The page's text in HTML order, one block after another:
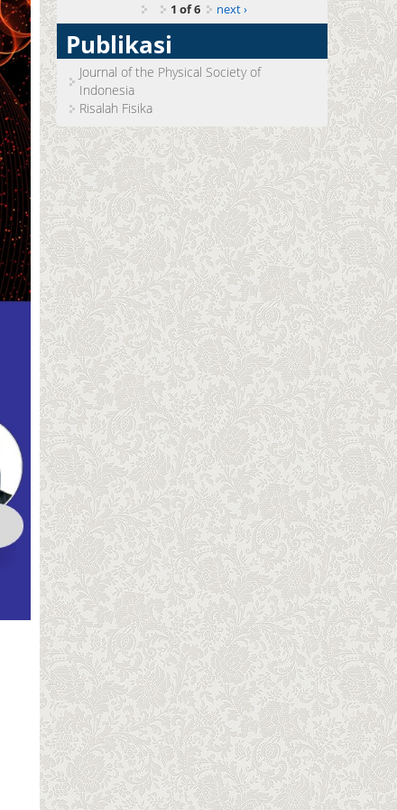
1 of 6 next ›
Publikasi
Journal of the Physical Society of
Indonesia
Risalah Fisika